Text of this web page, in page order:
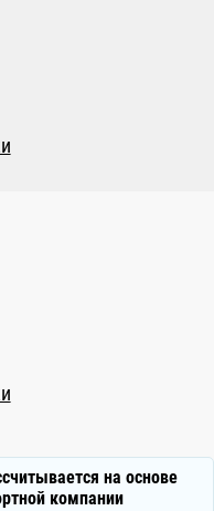
на основе
компании